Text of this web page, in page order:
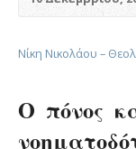
Νίκη Νικολάου –
Ο πόνος